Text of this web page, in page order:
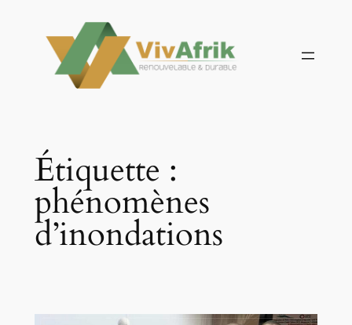
contenu
Étiquette :
phénomènes
d’inondations